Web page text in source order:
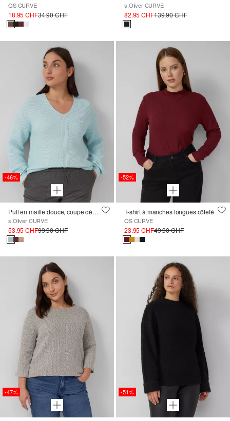
QS CURVE
18.95 CHF34.90 CHF
s.Oliver CURVE
82.95 CHF139.90 CHF
-46%
Pull en maille douce, coupe décontractée avec encolure en V
s.Oliver CURVE
53.95 CHF99.90 CHF
-52%
T-shirt à manches longues côtelé
QS CURVE
23.95 CHF49.90 CHF
-47% -51%